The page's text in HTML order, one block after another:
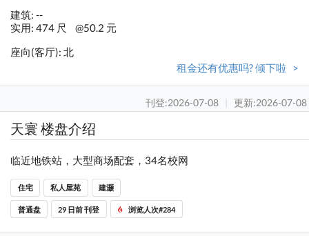
建筑: --
实用: 474 尺
@50.2 元
座向(客厅): 北
租金还有优惠吗? 倾下啦 >
刊登:2026-07-08 | 更新:2026-07-08
天寰 楼盘介绍
临近地铁站，大型商场配套，34名校网
住宅 私人屋苑 建灏
普通盘 29 日前 刊登 浏览人次#284